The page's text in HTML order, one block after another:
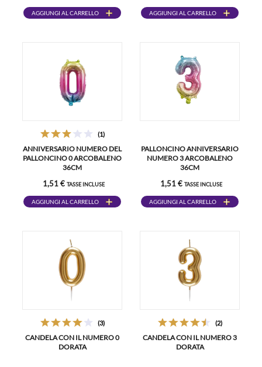
AGGIUNGI AL CARRELLO AGGIUNGI AL CARRELLO
(1)
ANNIVERSARIO NUMERO DEL
PALLONCINO 0 ARCOBALENO
36CM
1,51 € TASSE INCLUSE
AGGIUNGI AL CARRELLO
PALLONCINO ANNIVERSARIO
NUMERO 3 ARCOBALENO
36CM
1,51 € TASSE INCLUSE
AGGIUNGI AL CARRELLO
(3)
CANDELA CON IL NUMERO 0
DORATA
(2)
CANDELA CON IL NUMERO 3
DORATA